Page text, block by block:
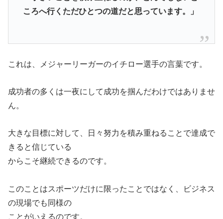
ころへ行くただひとつの道だと思っています。」
これは、メジャーリーガーのイチロー選手の言葉です。
成功者の多くは一夜にして成功を掴んだわけではありませ
ん。
大きな目標に対して、日々努力を積み重ねることで達成で
きると信じている
からこそ継続できるのです。
このことはスポーツだけに限ったことではなく、ビジネス
の現場でも同様の
ことがいえるのです。